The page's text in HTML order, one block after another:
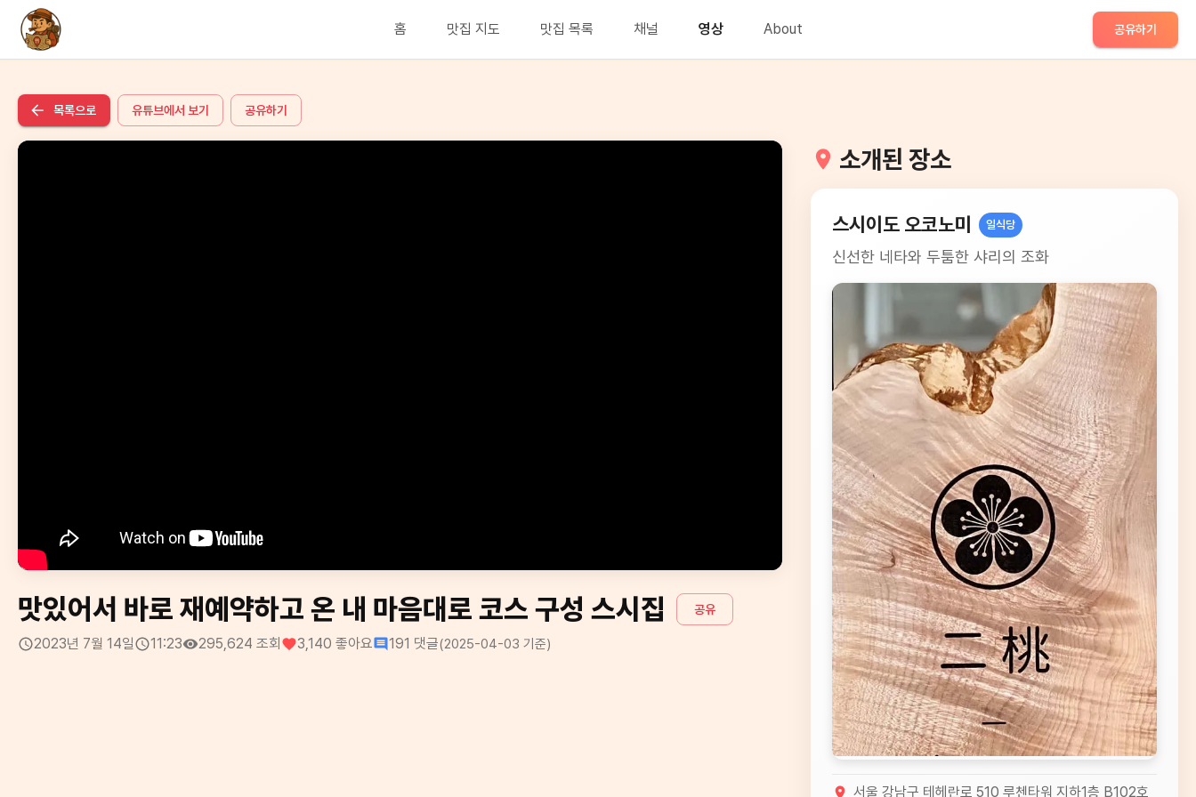
홈 맛집 지도 맛집 목록 채널 영상 About 공유하기
목록으로 유튜브에서 보기 공유하기
맛있어서 바로 재예약하고 온 내 마음대로 코스 구성 스시집 공유
2023년 7월 14일 11:23 295,624 조회 3,140 좋아요 191 댓글(2025-04-03 기준)
소개된 장소
스시이도 오코노미 일식당
신선한 네타와 두툼한 샤리의 조화
서울 강남구 테헤란로 510 루첸타워 지하1층 B102호